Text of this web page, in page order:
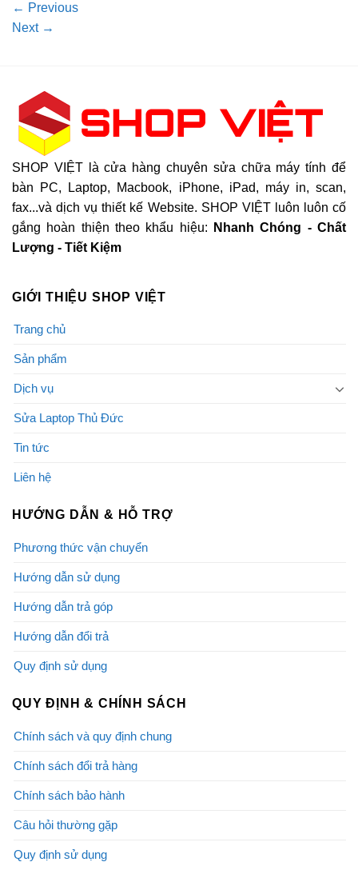
← Previous
Next →
SHOP VIỆT là cửa hàng chuyên sửa chữa máy tính để
bàn PC, Laptop, Macbook, iPhone, iPad, máy in, scan,
fax...và dịch vụ thiết kế Website. SHOP VIỆT luôn luôn cố
gắng hoàn thiện theo khẩu hiệu:
Nhanh Chóng - Chất
Lượng - Tiết Kiệm
GIỚI THIỆU SHOP VIỆT
Trang chủ
Sản phẩm
Dịch vụ
Sửa Laptop Thủ Đức
Tin tức
Liên hệ
HƯỚNG DẪN & HỖ TRỢ
Phương thức vận chuyển
Hướng dẫn sử dụng
Hướng dẫn trả góp
Hướng dẫn đổi trả
Quy định sử dụng
QUY ĐỊNH & CHÍNH SÁCH
Chính sách và quy định chung
Chính sách đổi trả hàng
Chính sách bảo hành
Câu hỏi thường gặp
Quy định sử dụng